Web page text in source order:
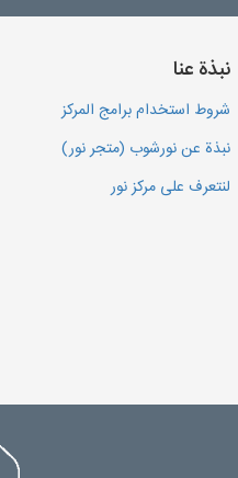
نبذة عنا
شروط استخدام برامج المركز
نبذة عن نورشوب (متجر نور)
لنتعرف على مركز نور